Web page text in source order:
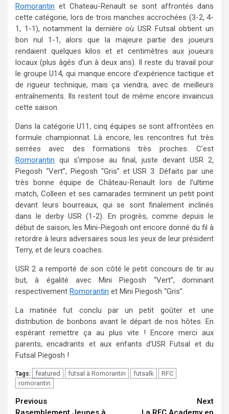
Romorantin et Chateau-Renault se sont affrontés dans
cette catégorie, lors de trois manches accrochées (3-2, 4-
1, 1-1), notamment la dernière où USR Futsal obtient un
bon nul 1-1, alors que la majeure partie des joueurs
rendaient quelques kilos et et centimètres aux joueurs
locaux (plus âgés d’un à deux ans). Il reste du travail pour
le groupe U14, qui manque encore d’expérience tactique et
de rigueur technique, mais ça viendra, avec de meilleurs
entraînements. Ils restent tout de même encore invaincus
cette saison.
Dans la catégorie U11, cinq équipes se sont affrontées en
formule championnat. Là encore, les rencontres fut très
serrées avec des formations très proches. C’est
Romorantin qui s’impose au final, juste devant USR 2,
Piegosh “Vert”, Piegosh “Gris” et USR 3. Défaits par une
très bonne équipe de Château-Renault lors de l’ultime
match, Colleen et ses camarades terminent un petit point
devant leurs bourreaux, qui se sont finalement inclinés
dans le derby USR (1-2). En progrès, comme depuis le
début de saison, les Mini-Piegosh ont encore donné du fil à
retordre à leurs adversaires sous les yeux de leur président
Terry, et de leurs coaches.
USR 2 a remporté de son côté le petit concours de tir au
but, à égalité avec Mini Piegosh “Vert”, dominant
respectivement Romorantin et Mini Piegosh “Gris”.
La matinée fut conclu par un petit goûter et une
distribution de bonbons avant le départ de nos hôtes. En
espérant remettre ça au plus vite ! Encore merci aux
parents, encadrants et aux enfants d’USR Futsal et du
Futsal Piegosh !
Tags: featured futsal à Romorantin futsalk
RFC
romorantin
Continue
Previous
Next